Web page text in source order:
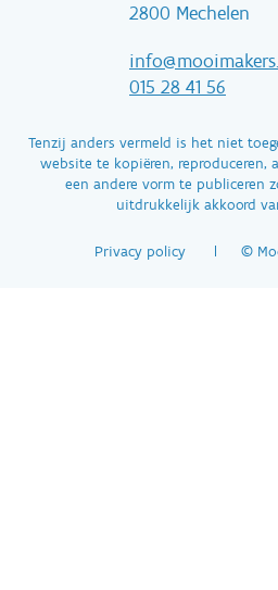
2800 Mechelen
015 28 41 56
Tenzij anders vermeld is het niet
website te kopiëren, reproduceren,
een andere vorm te publiceren
uitdrukkelijk akkoord
Disclaimer
Privacy policy ©